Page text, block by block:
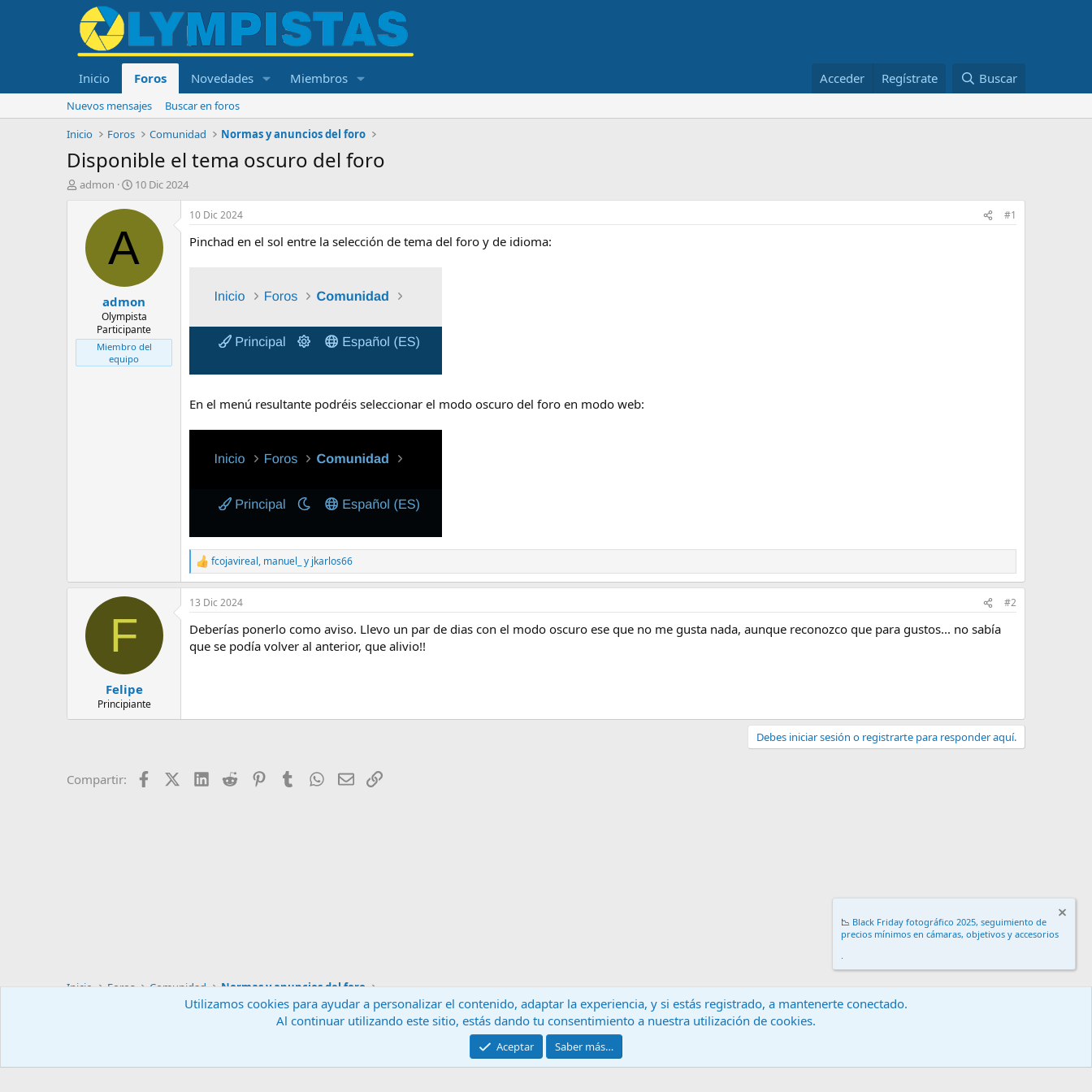
Inicio Foros Novedades Miembros Acceder Regístrate Buscar
Nuevos mensajes
Buscar en foros
Inicio
Foros Comunidad Normas y anuncios del foro
Disponible el tema oscuro del foro
I
l
admon
F
c
d
i
n
i
c
i
o
10 Dic 2024
A
admon
Olympista
Participante
Miembro del
equipo
10 Dic 2024 #1
Pinchad en el sol entre la selección de tema del foro y de idioma:
En el menú resultante podréis seleccionar el modo oscuro del foro en modo web:
R
e
a
c
i
o
n
fcojavireal, manuel_ y jkarlos66
F
Felipe
Principiante
13 Dic 2024 #2
Deberías ponerlo como aviso. Llevo un par de dias con el modo oscuro ese que no me gusta nada, aunque reconozco que para gustos... no sabía
que se podía volver al anterior, que alivio!!
Debes iniciar sesión o registrarte para responder aquí.
Compartir: FacebookX (Twitter)
LinkedIn
Reddit PinterestTumblrWhatsApp
EmailEnlace
Inicio Foros Comunidad Normas y anuncios del foro
Contáctanos Términos y reglas
Community platform by XenForo® © 2010-2024 XenForo Ltd.
📉 Black Friday fotográfico 2025, seguimiento de
precios mínimos en cámaras, objetivos y accesorios
.
Utilizamos cookies para ayudar a personalizar el contenido, adaptar la experiencia, y si estás registrado, a mantenerte conectado.
Al continuar utilizando este sitio, estás dando tu consentimiento a nuestra utilización de cookies.
Aceptar Saber más…